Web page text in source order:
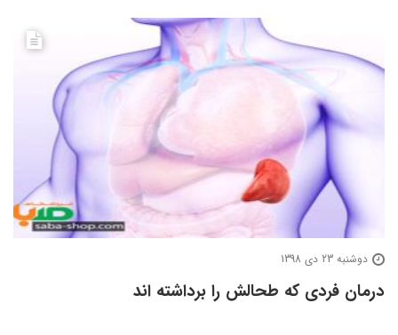
دوشنبه 23 دی 1398
درمان فردی که طحالش را برداشته اند